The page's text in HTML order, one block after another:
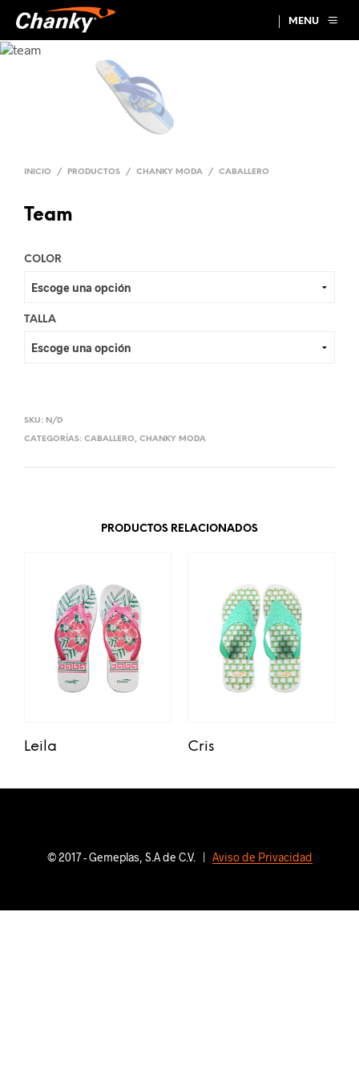
MENU
INICIO / PRODUCTOS / CHANKY MODA / CABALLERO
Team
COLOR
TALLA
SKU: N/D
CATEGORÍAS: CABALLERO, CHANKY MODA
PRODUCTOS RELACIONADOS
Leila Cris
© 2017 - Gemeplas, S.A de C.V. | Aviso de Privacidad